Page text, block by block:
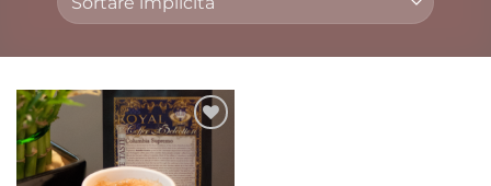
Add to
wishlist